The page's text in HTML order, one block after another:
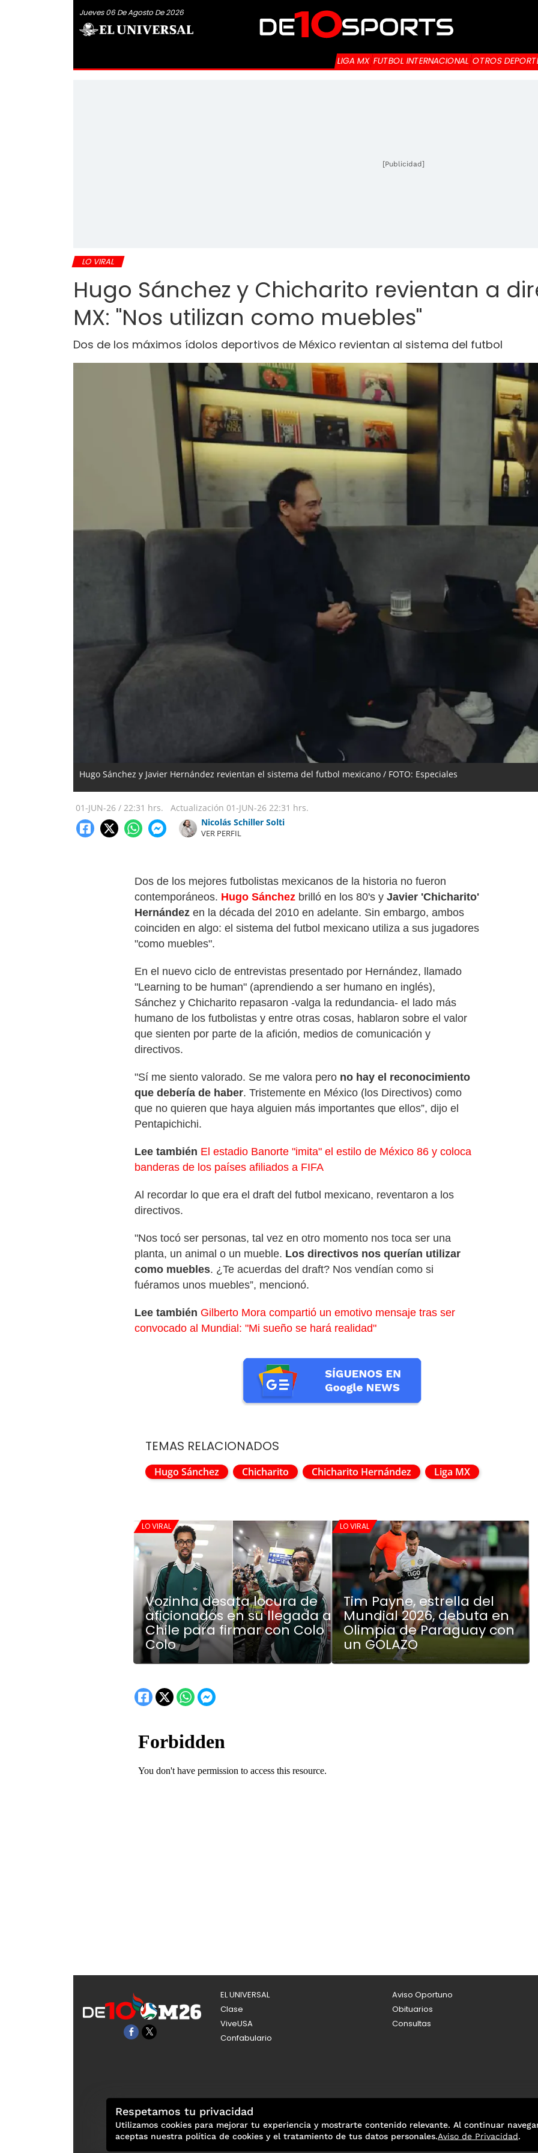
Jueves 06 De Agosto De 2026
LIGA MX FUTBOL INTERNACIONAL OTROS
[Publicidad]
LO VIRAL
Hugo Sánchez y Chicharito revientan a
MX: "Nos utilizan como muebles"
Dos de los máximos ídolos deportivos de México revientan al sistema del futbol
Hugo Sánchez y Javier Hernández revientan el sistema del futbol mexicano / FOTO: Especiales
01-JUN-26 / 22:31 hrs. Actualización 01-JUN-26 22:31 hrs.
Nicolás Schiller Solti
VER PERFIL
Dos de los mejores futbolistas mexicanos de la historia no fueron
contemporáneos. Hugo Sánchez brilló en los 80's y Javier 'Chicharito'
Hernández en la década del 2010 en adelante. Sin embargo, ambos
coinciden en algo: el sistema del futbol mexicano utiliza a sus jugadores
"como muebles".
En el nuevo ciclo de entrevistas presentado por Hernández, llamado
"Learning to be human" (aprendiendo a ser humano en inglés),
Sánchez y Chicharito repasaron -valga la redundancia- el lado más
humano de los futbolistas y entre otras cosas, hablaron sobre el valor
que sienten por parte de la afición, medios de comunicación y
directivos.
"Sí me siento valorado. Se me valora pero no hay el reconocimiento
que debería de haber. Tristemente en México (los Directivos) como
que no quieren que haya alguien más importantes que ellos”, dijo el
Pentapichichi.
Lee también El estadio Banorte "imita" el estilo de México 86 y coloca
banderas de los países afiliados a FIFA
Al recordar lo que era el draft del futbol mexicano, reventaron a los
directivos.
"Nos tocó ser personas, tal vez en otro momento nos toca ser una
planta, un animal o un mueble. Los directivos nos querían utilizar
como muebles. ¿Te acuerdas del draft? Nos vendían como si
fuéramos unos muebles”, mencionó.
Lee también Gilberto Mora compartió un emotivo mensaje tras ser
convocado al Mundial: "Mi sueño se hará realidad"
TEMAS RELACIONADOS
Hugo Sánchez Chicharito Chicharito Hernández Liga MX
LO VIRAL
Vozinha desata locura de
aficionados en su llegada a
Chile para firmar con Colo
Colo
LO VIRAL
Tim Payne, estrella del
Mundial 2026, debuta en
Olimpia de Paraguay con
un GOLAZO
EL UNIVERSAL
Clase
ViveUSA
Confabulario
Aviso Oportuno
Obituarios
Consultas
Respetamos tu privacidad
Utilizamos cookies para mejorar tu experiencia y mostrarte contenido relevante. Al continuar
aceptas nuestra política de cookies y el tratamiento de tus datos personales.Aviso de Privacidad.